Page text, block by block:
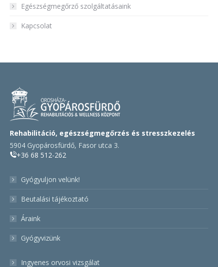
Egészségmegőrző szolgáltatásaink
Kapcsolat
Rehabilitáció, egészségmegőrzés és stresszkezelés
5904 Gyopárosfürdő, Fasor utca 3.
+36 68 512-262
Gyógyuljon velünk!
Beutalási tájékoztató
Áraink
Gyógyvizünk
Ingyenes orvosi vizsgálat